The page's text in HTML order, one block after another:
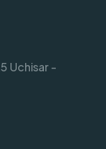
Uchisar -